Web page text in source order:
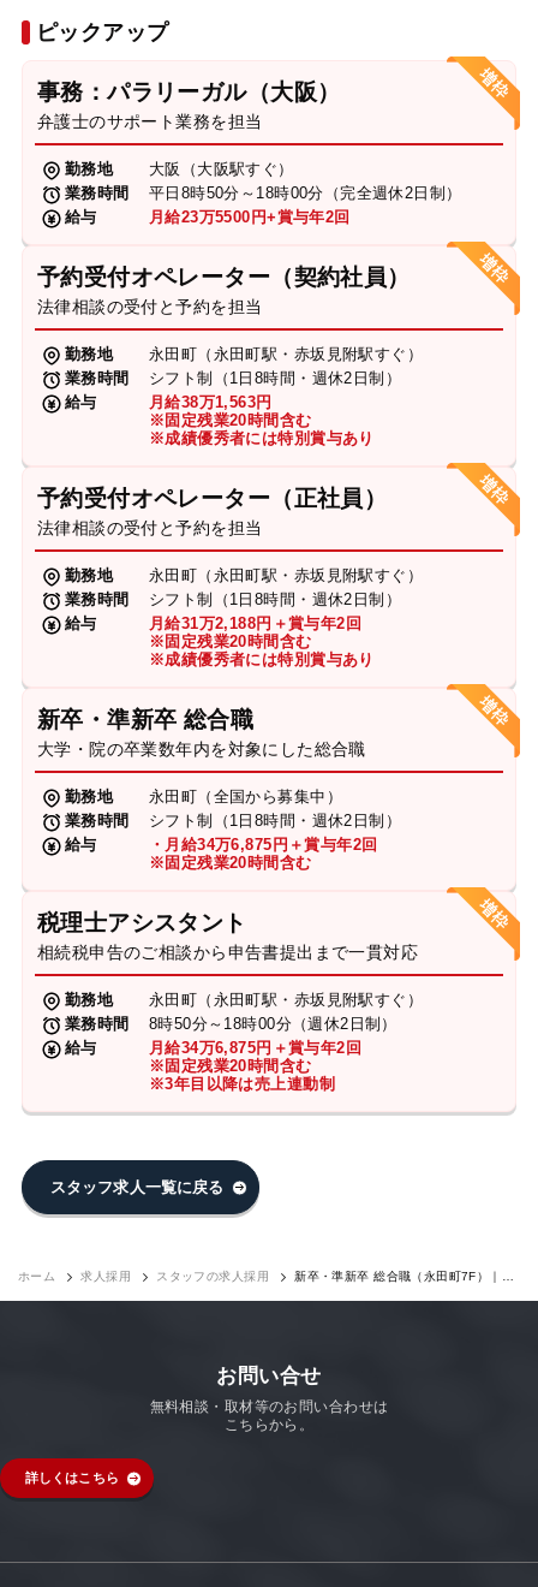
ピックアップ
事務：パラリーガル（大阪）
弁護士のサポート業務を担当
勤務地
大阪（大阪駅すぐ）
業務時間
平日8時50分～18時00分（完全週休2日制）
給与
月給23万5500円+賞与年2回
予約受付オペレーター（契約社員）
法律相談の受付と予約を担当
勤務地
永田町（永田町駅・赤坂見附駅すぐ）
業務時間
シフト制（1日8時間・週休2日制）
給与
月給38万1,563円
※固定残業20時間含む
※成績優秀者には特別賞与あり
予約受付オペレーター（正社員）
法律相談の受付と予約を担当
勤務地
永田町（永田町駅・赤坂見附駅すぐ）
業務時間
シフト制（1日8時間・週休2日制）
給与
月給31万2,188円＋賞与年2回
※固定残業20時間含む
※成績優秀者には特別賞与あり
新卒・準新卒 総合職
大学・院の卒業数年内を対象にした総合職
勤務地
永田町（全国から募集中）
業務時間
シフト制（1日8時間・週休2日制）
給与
・月給34万6,875円＋賞与年2回
※固定残業20時間含む
税理士アシスタント
相続税申告のご相談から申告書提出まで一貫対応
勤務地
永田町（永田町駅・赤坂見附駅すぐ）
業務時間
8時50分～18時00分（週休2日制）
給与
月給34万6,875円＋賞与年2回
※固定残業20時間含む
※3年目以降は売上連動制
スタッフ求人一覧に戻る
ホーム 求人採用 スタッフの求人採用
新卒・準新卒 総合職（永田町7F）｜求
お問い合せ
無料相談・取材等のお問い合わせは
こちらから。
詳しくはこちら